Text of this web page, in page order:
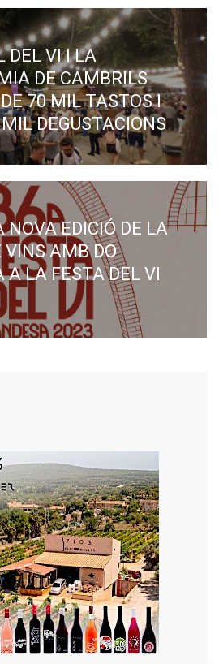
DEL VI I LA
DE CAMBRILS
70 MIL TASTOS I
DEGUSTACIONS
NOVA EDICIÓ DE LA
VINS AMB DO
A LA FESTA DEL VI